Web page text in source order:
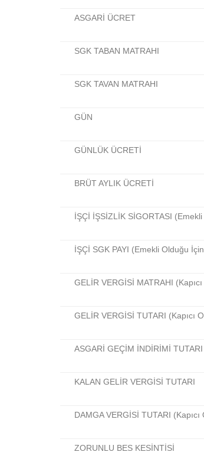
ASGARİ ÜCRET
SGK TABAN MATRAHI
SGK TAVAN MATRAHI
GÜN
GÜNLÜK ÜCRETİ
BRÜT AYLIK ÜCRETİ
İŞÇİ İŞSİZLİK SİGORTASI
İŞÇİ SGK PAYI (Emekli Olduğu
GELİR VERGİSİ MATRAHI
GELİR VERGİSİ TUTARI (Kapıcı
ASGARİ GEÇİM İNDİRİMİ
KALAN GELİR VERGİSİ TUTARI
DAMGA VERGİSİ TUTARI
ZORUNLU BES KESİNTİSİ